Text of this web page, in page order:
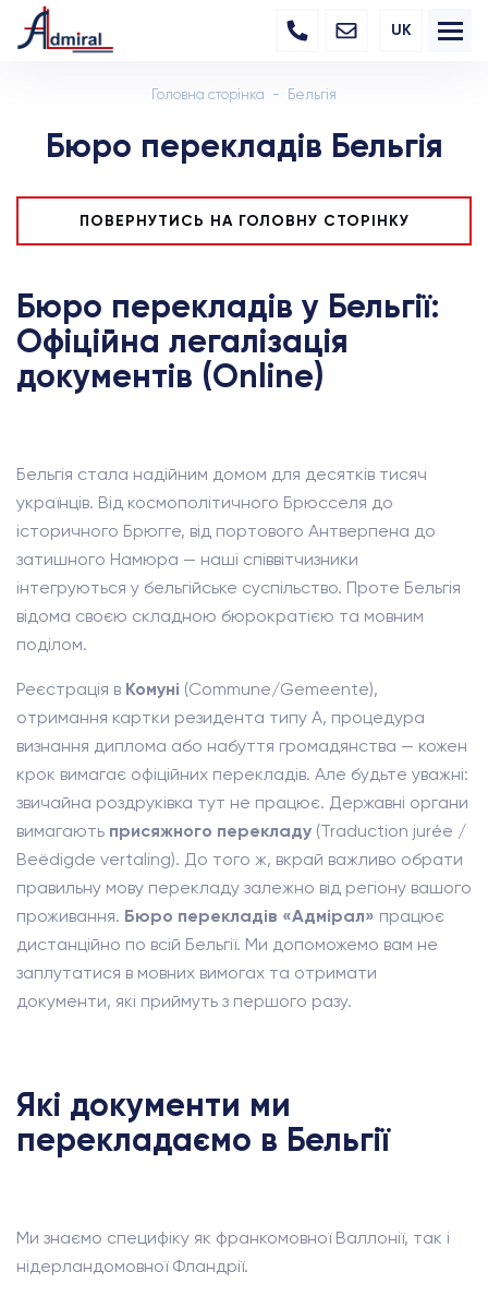
UK
Головна сторінка Бельгія
Бюро перекладів Бельгія
ПОВЕРНУТИСЬ НА ГОЛОВНУ СТОРІНКУ
Бюро перекладів у Бельгії:
Офіційна легалізація
документів (Online)
Бельгія стала надійним домом для десятків тисяч
українців. Від космополітичного Брюсселя до
історичного Брюгге, від портового Антверпена до
затишного Намюра — наші співвітчизники
інтегруються у бельгійське суспільство. Проте Бельгія
відома своєю складною бюрократією та мовним
поділом.
Реєстрація в Комуні (Commune/Gemeente),
отримання картки резидента типу А, процедура
визнання диплома або набуття громадянства — кожен
крок вимагає офіційних перекладів. Але будьте уважні:
звичайна роздруківка тут не працює. Державні органи
вимагають присяжного перекладу (Traduction jurée /
Beëdigde vertaling). До того ж, вкрай важливо обрати
правильну мову перекладу залежно від регіону вашого
проживання. Бюро перекладів «Адмірал» працює
дистанційно по всій Бельгії. Ми допоможемо вам не
заплутатися в мовних вимогах та отримати
документи, які приймуть з першого разу.
Які документи ми
перекладаємо в Бельгії
Ми знаємо специфіку як франкомовної Валлонії, так і
нідерландомовної Фландрії.